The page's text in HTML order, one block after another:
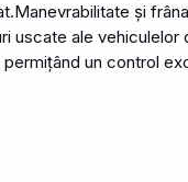
și
uscate ale
un control